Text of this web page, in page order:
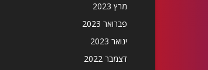
מרץ 2023
פברואר 2023
ינואר 2023
דצמבר 2022